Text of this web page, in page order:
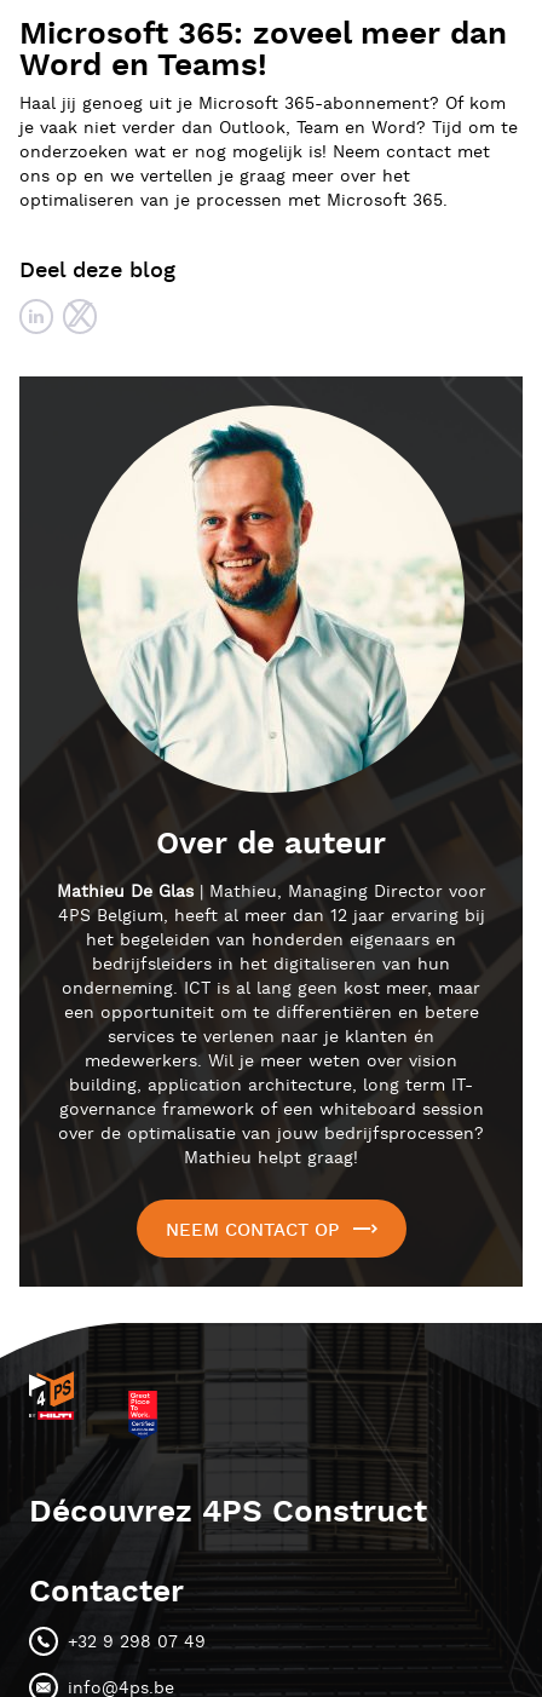
Microsoft 365: zoveel meer dan
Word en Teams!
Haal jij genoeg uit je Microsoft 365-abonnement? Of kom
je vaak niet verder dan Outlook, Team en Word? Tijd om te
onderzoeken wat er nog mogelijk is! Neem contact met
ons op en we vertellen je graag meer over het
optimaliseren van je processen met Microsoft 365.
Deel deze blog
Over de auteur
Mathieu De Glas| Mathieu, Managing Director voor
4PS Belgium, heeft al meer dan 12 jaar ervaring bij
het begeleiden van honderden eigenaars en
bedrijfsleiders in het digitaliseren van hun
onderneming. ICT is al lang geen kost meer, maar
een opportuniteit om te differentiëren en betere
services te verlenen naar je klanten én
medewerkers. Wil je meer weten over vision
building, application architecture, long term IT-
governance framework of een whiteboard session
over de optimalisatie van jouw bedrijfsprocessen?
Mathieu helpt graag!
NEEM CONTACT OP
Découvrez 4PS Construct
Contacter
+32 9 298 07 49
info@4ps.be